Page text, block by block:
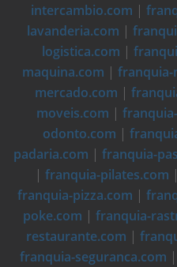
intercambio.com |
lavanderia.com |
logistica.com |
maquina.com | franquia-
mercado.com |
moveis.com |
odonto.com |
padaria.com | franquia-
| franquia-pilates.com |
franquia-pizza.com |
poke.com | franquia-
restaurante.com |
franquia-seguranca.com |